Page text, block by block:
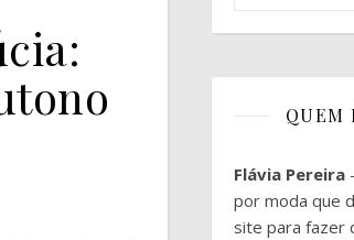
QUEM
Flávia Pereira
por moda que
site para fazer